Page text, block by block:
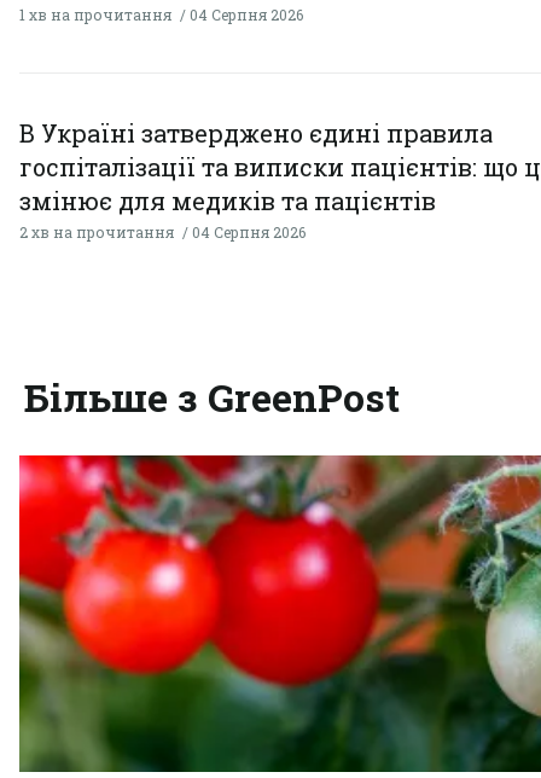
1 хв на прочитання 04 Серпня 2026
В Україні затверджено єдині правила
госпіталізації та виписки пацієнтів: що
змінює для медиків та пацієнтів
2 хв на прочитання 04 Серпня 2026
Більше з GreenPost